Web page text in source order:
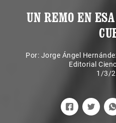
UN REMO EN
Por: Jorge Ángel
Editorial
1/3/